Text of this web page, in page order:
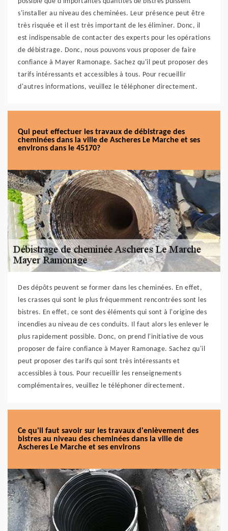
s'installer au niveau des cheminées. Leur présence peut être
très risquée et il est très important de les éliminer. Donc, il
est indispensable de contacter des experts pour les opérations
de débistrage. Donc, nous pouvons vous proposer de faire
confiance à Mayer Ramonage. Sachez qu'il peut proposer des
tarifs intéressants et accessibles à tous. Pour recueillir
d'autres informations, veuillez le téléphoner directement.
Qui peut effectuer les travaux de débistrage des
cheminées dans la ville de Ascheres Le Marche et ses
environs dans le 45170?
Des dépôts peuvent se former dans les cheminées. En effet,
les crasses qui sont le plus fréquemment rencontrées sont les
bistres. En effet, ce sont des éléments qui sont à l'origine des
incendies au niveau de ces conduits. Il faut alors les enlever le
plus rapidement possible. Donc, on prend l'initiative de vous
proposer de faire confiance à Mayer Ramonage. Sachez qu'il
peut proposer des tarifs qui sont très intéressants et
accessibles à tous. Pour recueillir les renseignements
complémentaires, veuillez le téléphoner directement.
Ce qu'il faut savoir sur les travaux d'enlèvement des
bistres au niveau des cheminées dans la ville de
Ascheres Le Marche et ses environs